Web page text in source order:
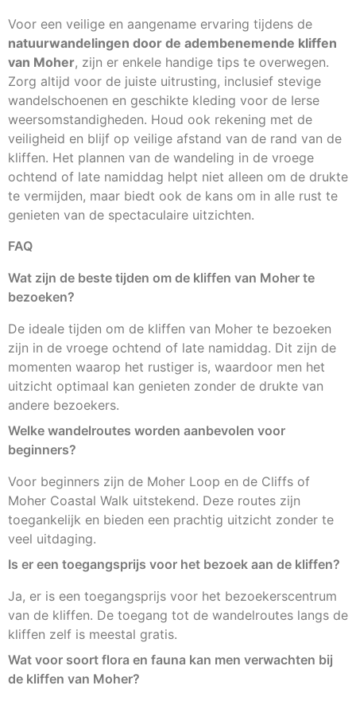
Voor een veilige en aangename ervaring tijdens de
natuurwandelingen door de adembenemende kliffen
van Moher, zijn er enkele handige tips te overwegen.
Zorg altijd voor de juiste uitrusting, inclusief stevige
wandelschoenen en geschikte kleding voor de Ierse
weersomstandigheden. Houd ook rekening met de
veiligheid en blijf op veilige afstand van de rand van de
kliffen. Het plannen van de wandeling in de vroege
ochtend of late namiddag helpt niet alleen om de drukte
te vermijden, maar biedt ook de kans om in alle rust te
genieten van de spectaculaire uitzichten.
FAQ
Wat zijn de beste tijden om de kliffen van Moher te
bezoeken?
De ideale tijden om de kliffen van Moher te bezoeken
zijn in de vroege ochtend of late namiddag. Dit zijn de
momenten waarop het rustiger is, waardoor men het
uitzicht optimaal kan genieten zonder de drukte van
andere bezoekers.
Welke wandelroutes worden aanbevolen voor
beginners?
Voor beginners zijn de Moher Loop en de Cliffs of
Moher Coastal Walk uitstekend. Deze routes zijn
toegankelijk en bieden een prachtig uitzicht zonder te
veel uitdaging.
Is er een toegangsprijs voor het bezoek aan de kliffen?
Ja, er is een toegangsprijs voor het bezoekerscentrum
van de kliffen. De toegang tot de wandelroutes langs de
kliffen zelf is meestal gratis.
Wat voor soort flora en fauna kan men verwachten bij
de kliffen van Moher?